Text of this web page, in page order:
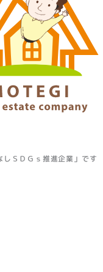
ＳＤＧｓ推進企業」です